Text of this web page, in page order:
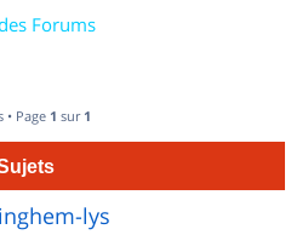
Forums
• Page 1 sur 1
lys